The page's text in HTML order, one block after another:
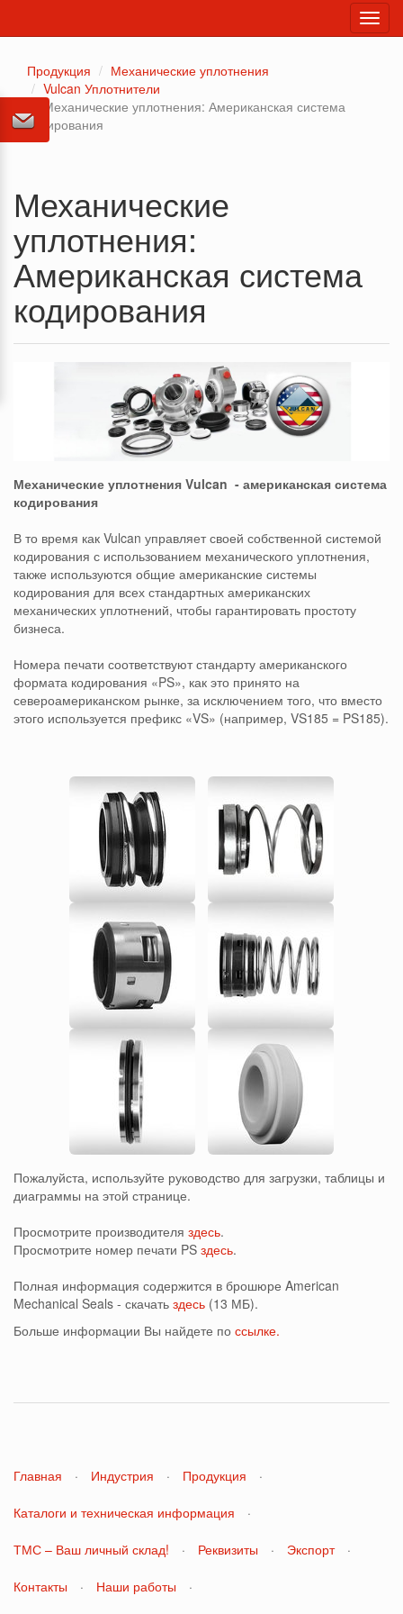
Продукция
Механические уплотнения
Vulcan Уплотнители
Механические уплотнения: Американская система
кодирования
Механические
уплотнения:
Американская система
кодирования
Механические уплотнения Vulcan - американская система
кодирования
В то время как Vulcan управляет своей собственной системой
кодирования с использованием механического уплотнения,
также используются общие американские системы
кодирования для всех стандартных американских
механических уплотнений, чтобы гарантировать простоту
бизнеса.
Номера печати соответствуют стандарту американского
формата кодирования «PS», как это принято на
североамериканском рынке, за исключением того, что вместо
этого используется префикс «VS» (например, VS185 = PS185).
Пожалуйста, используйте руководство для загрузки, таблицы и
диаграммы на этой странице.
Просмотрите производителя здесь.
Просмотрите номер печати PS здесь.
Полная информация содержится в брошюре American
Mechanical Seals - скачать здесь (13 МБ).
Больше информации Вы найдете по ссылке.
Главная · Индустрия · Продукция ·
Каталоги и техническая информация ·
ТМС – Ваш личный склад! · Реквизиты · Экспорт ·
Контакты · Наши работы ·